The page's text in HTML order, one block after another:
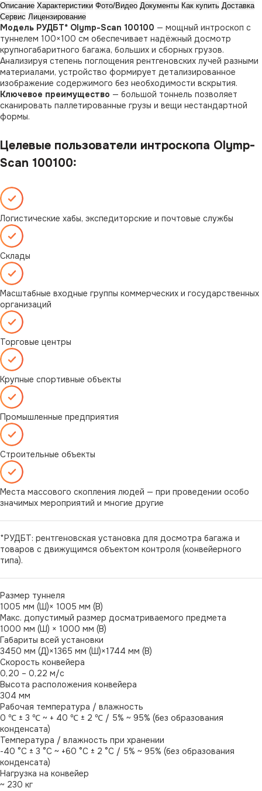
Описание Характеристики Фото/Видео Документы Как купить Доставка
Сервис Лицензирование
Модель РУДБТ* Olymp-Scan 100100 — мощный интроскоп с
туннелем 100×100 см обеспечивает надёжный досмотр
крупногабаритного багажа, больших и сборных грузов.
Анализируя степень поглощения рентгеновских лучей разными
материалами, устройство формирует детализированное
изображение содержимого без необходимости вскрытия.
Ключевое преимущество — большой тоннель позволяет
сканировать паллетированные грузы и вещи нестандартной
формы.
Целевые пользователи интроскопа Olymp-
Scan 100100:
Логистические хабы, экспедиторские и почтовые службы
Склады
Масштабные входные группы коммерческих и государственных
организаций
Торговые центры
Крупные спортивные объекты
Промышленные предприятия
Строительные объекты
Места массового скопления людей — при проведении особо
значимых мероприятий и многие другие
*РУДБТ: рентгеновская установка для досмотра багажа и
товаров с движущимся объектом контроля (конвейерного
типа).
Размер туннеля
1005 мм (Ш)× 1005 мм (В)
Макс. допустимый размер досматриваемого предмета
1000 мм (Ш) × 1000 мм (В)
Габариты всей установки
3450 мм (Д)×1365 мм (Ш)×1744 мм (В)
Скорость конвейера
0,20 – 0,22 м/с
Высота расположения конвейера
304 мм
Рабочая температура / влажность
0 ℃ ± 3 ℃ ~ + 40 ℃ ± 2 ℃ / 5% ~ 95% (без образования
конденсата)
Температура / влажность при хранении
-40 °С ± 3 °С ~ +60 °С ± 2 °С / 5% ~ 95% (без образования
конденсата)
Нагрузка на конвейер
~ 230 кг